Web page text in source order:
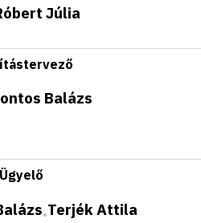
Júlia
Balázs
Ügyelő
•Terjék Attila